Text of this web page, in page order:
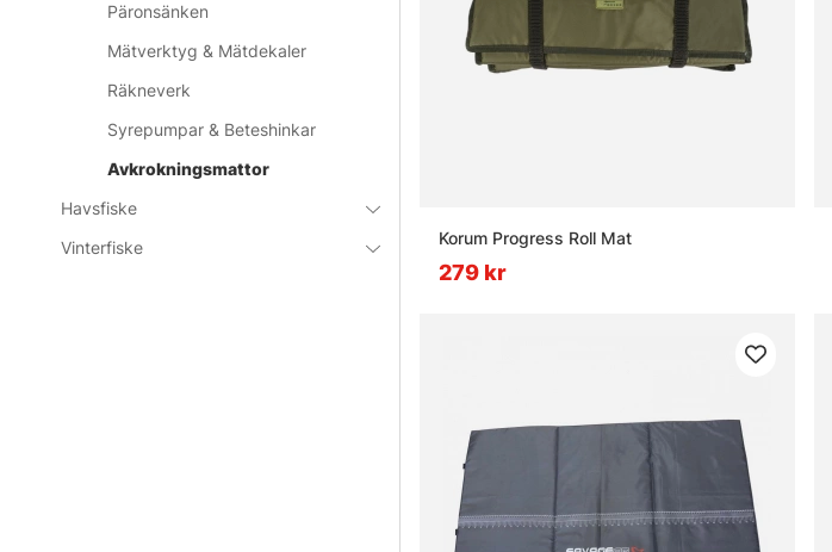
Päronsänken
Mätverktyg & Mätdekaler
Räkneverk
Syrepumpar & Beteshinkar
Avkrokningsmattor
Havsfiske
Vinterfiske
Korum Progress Roll Mat
279 kr